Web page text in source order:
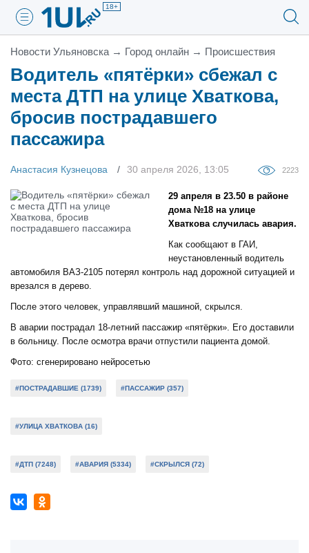
18+
Новости Ульяновска → Город онлайн → Проиcшествия
Водитель «пятёрки» сбежал с
места ДТП на улице Хваткова,
бросив пострадавшего
пассажира
Анастасия Кузнецова 30 апреля 2026, 13:05 2223
29 апреля в 23.50 в районе
дома №18 на улице
Хваткова случилась авария.
Как сообщают в ГАИ,
неустановленный водитель
автомобиля ВАЗ-2105 потерял контроль над дорожной ситуацией и
врезался в дерево.
После этого человек, управлявший машиной, скрылся.
В аварии пострадал 18-летний пассажир «пятёрки». Его доставили
в больницу. После осмотра врачи отпустили пациента домой.
Фото: сгенерировано нейросетью
#ПОСТРАДАВШИЕ (1739) #ПАССАЖИР (357)
#УЛИЦА ХВАТКОВА (16)
#ДТП (7248) #АВАРИЯ (5334) #СКРЫЛСЯ (72)